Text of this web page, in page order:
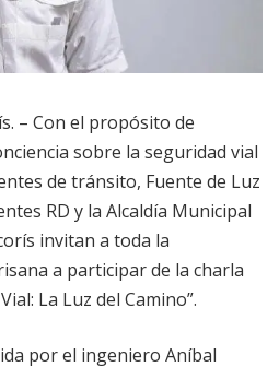
– Con el propósito de
sobre la seguridad vial
de tránsito, Fuente de Luz
RD y la Alcaldía Municipal
invitan a toda la
a participar de la charla
La Luz del Camino”.
por el ingeniero Aníbal